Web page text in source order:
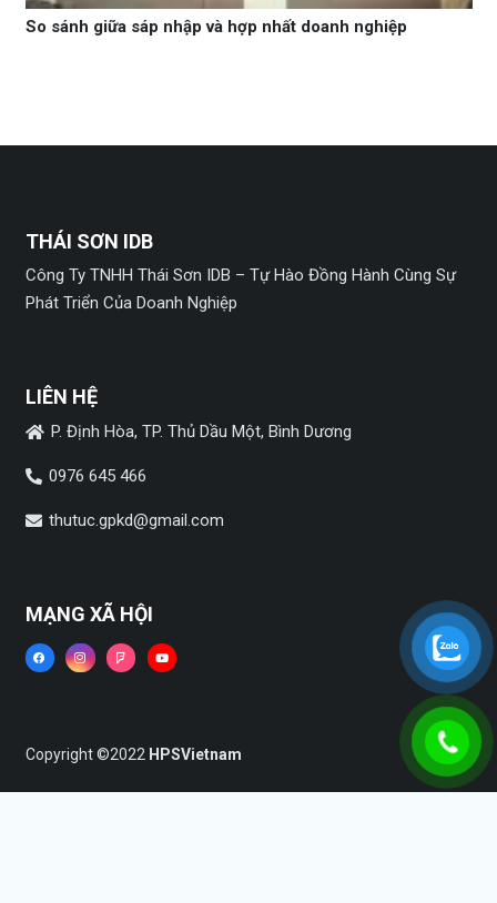
So sánh giữa sáp nhập và hợp nhất doanh nghiệp
THÁI SƠN IDB
Công Ty TNHH Thái Sơn IDB – Tự Hào Đồng Hành Cùng Sự
Phát Triển Của Doanh Nghiệp
LIÊN HỆ
P. Định Hòa, TP. Thủ Dầu Một, Bình Dương
0976 645 466
thutuc.gpkd@gmail.com
MẠNG XÃ HỘI
Copyright ©2022 HPSVietnam